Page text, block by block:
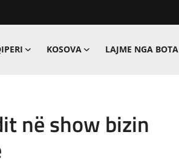
KOSOVA LAJME NGA BOTA
në show bizin